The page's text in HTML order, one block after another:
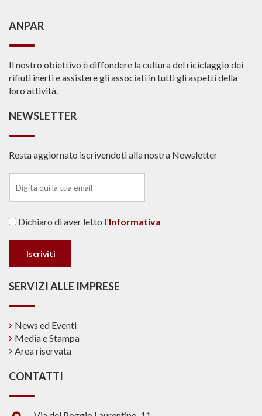
ANPAR
Il nostro obiettivo è diffondere la cultura del riciclaggio dei
rifiuti inerti e assistere gli associati in tutti gli aspetti della
loro attività.
NEWSLETTER
Resta aggiornato iscrivendoti alla nostra Newsletter
Dichiaro di aver letto l'Informativa
SERVIZI ALLE IMPRESE
News ed Eventi
Media e Stampa
Area riservata
CONTATTI